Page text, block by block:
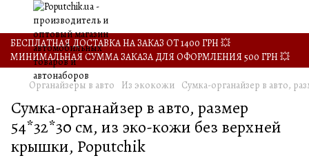
БЕСПЛАТНАЯ ДОСТАВКА НА ЗАКАЗ ОТ 1400 ГРН 💥
МИНИМАЛЬНАЯ СУММА ЗАКАЗА ДЛЯ ОФОРМЛЕНИЯ 500 ГРН 💥
Органайзеры в авто Из экокожи Сумка-органайзер в авто,
Сумка-органайзер в авто, размер
54*32*30 см, из эко-кожи без верхней
крышки, Poputchik